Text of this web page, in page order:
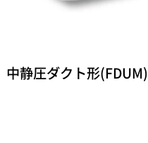
中静圧ダクト形(FDUM)